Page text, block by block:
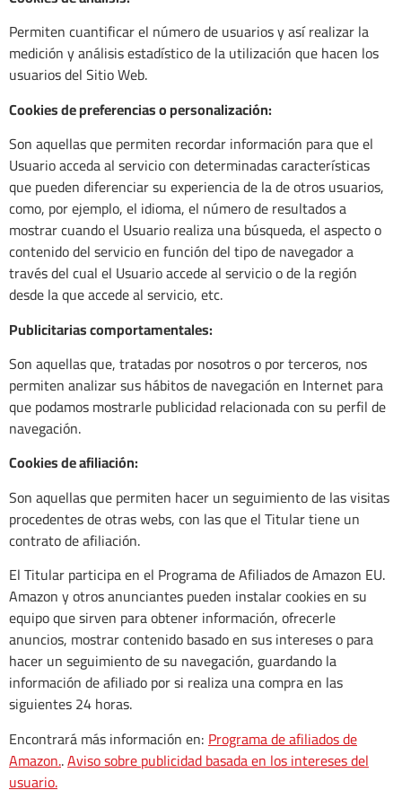
Permiten cuantificar el número de usuarios y así realizar la
medición y análisis estadístico de la utilización que hacen los
usuarios del Sitio Web.
Cookies de preferencias o personalización:
Son aquellas que permiten recordar información para que el
Usuario acceda al servicio con determinadas características
que pueden diferenciar su experiencia de la de otros usuarios,
como, por ejemplo, el idioma, el número de resultados a
mostrar cuando el Usuario realiza una búsqueda, el aspecto o
contenido del servicio en función del tipo de navegador a
través del cual el Usuario accede al servicio o de la región
desde la que accede al servicio, etc.
Publicitarias comportamentales:
Son aquellas que, tratadas por nosotros o por terceros, nos
permiten analizar sus hábitos de navegación en Internet para
que podamos mostrarle publicidad relacionada con su perfil de
navegación.
Cookies de afiliación:
Son aquellas que permiten hacer un seguimiento de las visitas
procedentes de otras webs, con las que el Titular tiene un
contrato de afiliación.
El Titular participa en el Programa de Afiliados de Amazon EU.
Amazon y otros anunciantes pueden instalar cookies en su
equipo que sirven para obtener información, ofrecerle
anuncios, mostrar contenido basado en sus intereses o para
hacer un seguimiento de su navegación, guardando la
información de afiliado por si realiza una compra en las
siguientes 24 horas.
Encontrará más información en:Programa de afiliados de
Amazon..Aviso sobre publicidad basada en los intereses del
usuario.